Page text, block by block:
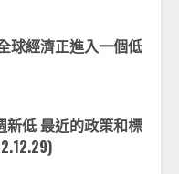
球經濟正進入一個低
新低 最近的政策和標